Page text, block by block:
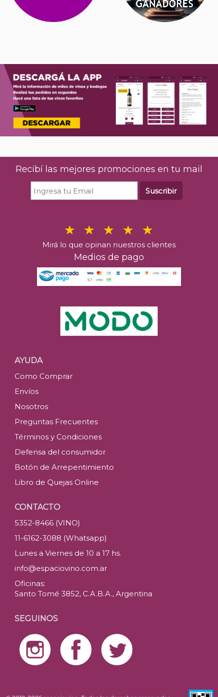
Recibí las mejores promociones en tu mail
Suscribir
Mirá lo que opinan nuestros clientes
Medios de pago
AYUDA
Como Comprar
Envíos
Nosotros
Preguntas Frecuentes
Términos y Condiciones
Defensa del consumidor
Botón de Arrepentimiento
Libro de Quejas Online
CONTACTO
5352-8466 (VINO)
11-6162-3088 (Whatsapp)
Lunes a Viernes de 10 a 17 hs.
info@espaciovino.com.ar
Oficinas:
Santo Tomé 3852, C.A.B.A., Argentina
SEGUINOS